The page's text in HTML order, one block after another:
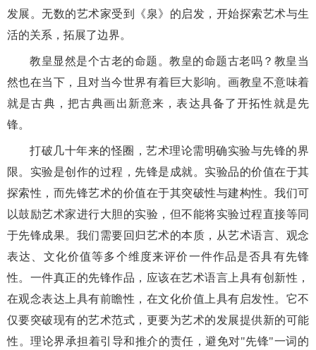
发展。无数的艺术家受到《泉》的启发，开始探索艺术与生
活的关系，拓展了边界。
教皇显然是个古老的命题。教皇的命题古老吗？教皇当
然也在当下，且对当今世界有着巨大影响。画教皇不意味着
就是古典，把古典画出新意来，表达具备了开拓性 就是先
锋。
打破几十年来的怪圈，艺术理论需明确实验与先锋的界
限。实验是创作的过程，先锋是成就。实验品的价值在于其
探索性，而先锋艺术的价值在于其突破性与建构性。我们可
以鼓励艺术家进行大胆的实验，但不能将实验过程直接等同
于先锋成果。我们需要回归艺术的本质，从艺术语言、观念
表达、文化价值等多个维度来评价一件作品是否具有先锋
性。一件真正的先锋作品，应该在艺术语言上具有创新性，
在观念表达上具有前瞻性，在文化价值上具有启发性。它不
仅要突破现有的艺术范式，更要为艺术的发展提供新的可能
性。理论界承担着引导和推介的责任，避免对"先锋"一词的